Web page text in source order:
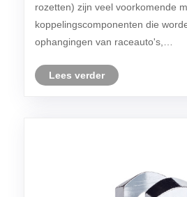
rozetten) zijn veel voorkomende
koppelingscomponenten die
ophangingen van raceauto's,
automatisering en zelfs
Lees verder